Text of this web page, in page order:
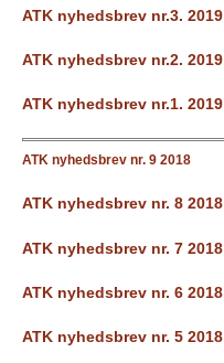
ATK nyhedsbrev nr.3. 2019
ATK nyhedsbrev nr.2. 2019
ATK nyhedsbrev nr.1. 2019
ATK nyhedsbrev nr. 9 2018
ATK nyhedsbrev nr. 8 2018
ATK nyhedsbrev nr. 7 2018
ATK nyhedsbrev nr. 6 2018
ATK nyhedsbrev nr. 5 2018